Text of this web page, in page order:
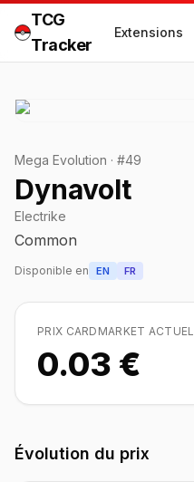
TCG
Tracker
Extensions
Mega Evolution · #49
Dynavolt
Electrike
Common
Disponible en EN FR
PRIX CARDMARKET ACTUEL
0.03 €
Évolution du prix